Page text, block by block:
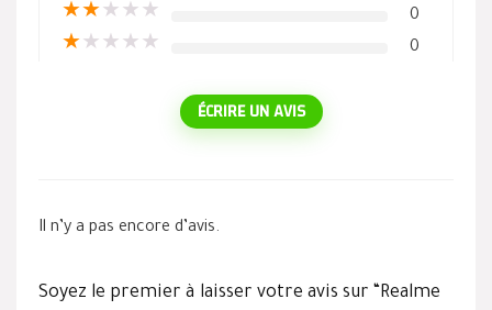
★★★ ★ ★ 0
★★ ★ ★ ★ 0
ÉCRIRE UN AVIS
Il n’y a pas encore d’avis.
Soyez le premier à laisser votre avis sur “Realme